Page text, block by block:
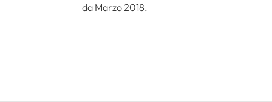
da Marzo 2018.